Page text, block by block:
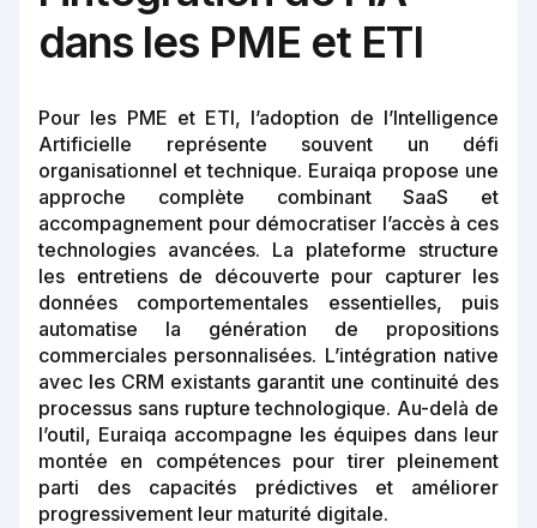
dans les PME et ETI
Pour les PME et ETI, l’adoption de l’Intelligence
Artificielle représente souvent un défi
organisationnel et technique. Euraiqa propose une
approche complète combinant SaaS et
accompagnement pour démocratiser l’accès à ces
technologies avancées. La plateforme structure
les entretiens de découverte pour capturer les
données comportementales essentielles, puis
automatise la génération de propositions
commerciales personnalisées. L’intégration native
avec les CRM existants garantit une continuité des
processus sans rupture technologique. Au-delà de
l’outil, Euraiqa accompagne les équipes dans leur
montée en compétences pour tirer pleinement
parti des capacités prédictives et améliorer
progressivement leur maturité digitale.